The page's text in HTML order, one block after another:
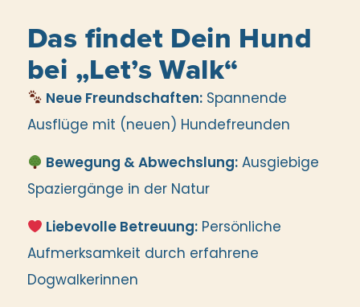
Das findet Dein Hund
bei „Let’s Walk“
Neue Freundschaften: Spannende
Ausflüge mit (neuen) Hundefreunden
Bewegung & Abwechslung: Ausgiebige
Spaziergänge in der Natur
Liebevolle Betreuung: Persönliche
Aufmerksamkeit durch erfahrene
Dogwalkerinnen